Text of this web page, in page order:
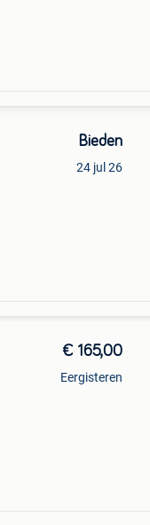
Bieden
24 jul 26
€ 165,00
Eergisteren